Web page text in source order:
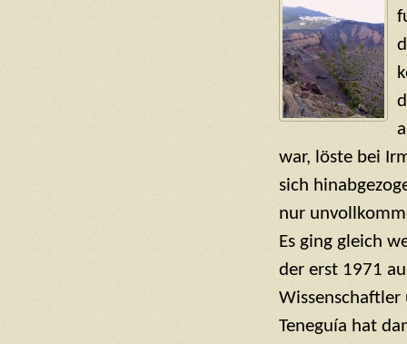
war, löste bei
sich
nur
Es ging gleich
der erst 1971
Wissenschaftler
Teneguía hat